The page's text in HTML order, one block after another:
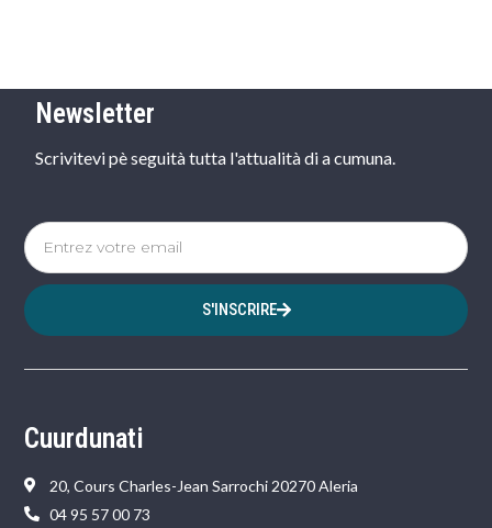
Newsletter
Scrivitevi pè seguità tutta l'attualità di a cumuna.
S'INSCRIRE
Cuurdunati
20, Cours Charles-Jean Sarrochi 20270 Aleria
04 95 57 00 73